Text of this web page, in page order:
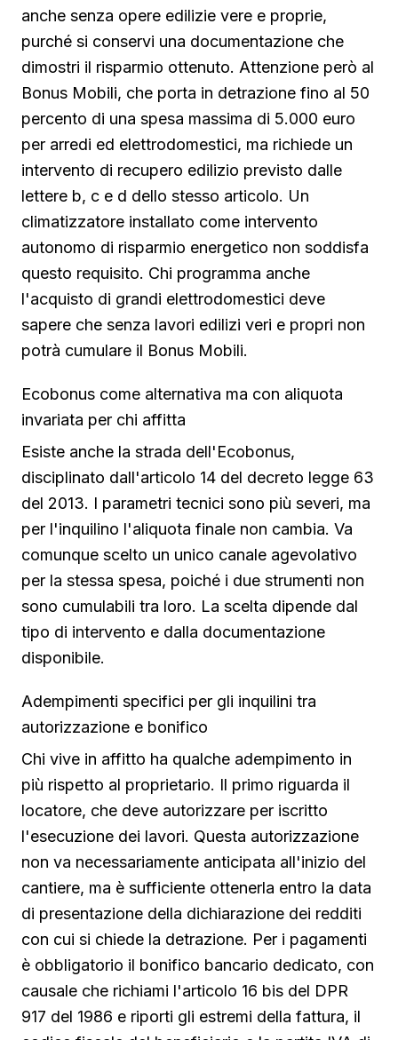
anche senza opere edilizie vere e proprie,
purché si conservi una documentazione che
dimostri il risparmio ottenuto. Attenzione però al
Bonus Mobili, che porta in detrazione fino al 50
percento di una spesa massima di 5.000 euro
per arredi ed elettrodomestici, ma richiede un
intervento di recupero edilizio previsto dalle
lettere b, c e d dello stesso articolo. Un
climatizzatore installato come intervento
autonomo di risparmio energetico non soddisfa
questo requisito. Chi programma anche
l'acquisto di grandi elettrodomestici deve
sapere che senza lavori edilizi veri e propri non
potrà cumulare il Bonus Mobili.
Ecobonus come alternativa ma con aliquota
invariata per chi affitta
Esiste anche la strada dell'Ecobonus,
disciplinato dall'articolo 14 del decreto legge 63
del 2013. I parametri tecnici sono più severi, ma
per l'inquilino l'aliquota finale non cambia. Va
comunque scelto un unico canale agevolativo
per la stessa spesa, poiché i due strumenti non
sono cumulabili tra loro. La scelta dipende dal
tipo di intervento e dalla documentazione
disponibile.
Adempimenti specifici per gli inquilini tra
autorizzazione e bonifico
Chi vive in affitto ha qualche adempimento in
più rispetto al proprietario. Il primo riguarda il
locatore, che deve autorizzare per iscritto
l'esecuzione dei lavori. Questa autorizzazione
non va necessariamente anticipata all'inizio del
cantiere, ma è sufficiente ottenerla entro la data
di presentazione della dichiarazione dei redditi
con cui si chiede la detrazione. Per i pagamenti
è obbligatorio il bonifico bancario dedicato, con
causale che richiami l'articolo 16 bis del DPR
917 del 1986 e riporti gli estremi della fattura, il